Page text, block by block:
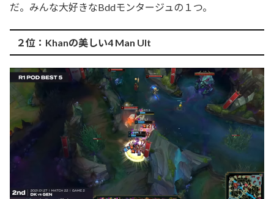
だ。みんな大好きなBddモンタージュの１つ。
２位：Khanの美しい4 Man Ult